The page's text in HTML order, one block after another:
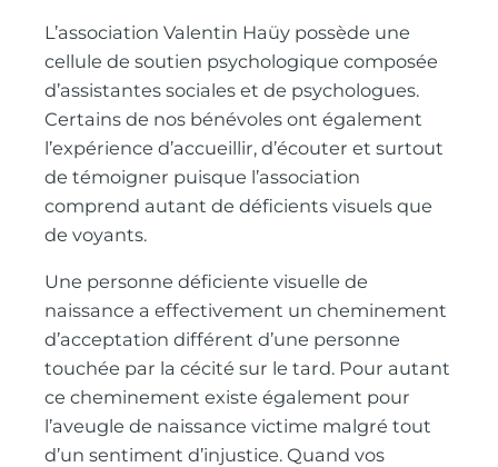
L’association Valentin Haüy possède une
cellule de soutien psychologique composée
d’assistantes sociales et de psychologues.
Certains de nos bénévoles ont également
l’expérience d’accueillir, d’écouter et surtout
de témoigner puisque l’association
comprend autant de déficients visuels que
de voyants.
Une personne déficiente visuelle de
naissance a effectivement un cheminement
d’acceptation différent d’une personne
touchée par la cécité sur le tard. Pour autant
ce cheminement existe également pour
l’aveugle de naissance victime malgré tout
d’un sentiment d’injustice. Quand vos